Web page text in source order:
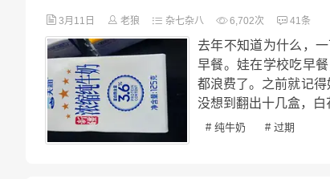
3月11日 老狼 杂七杂八 6,702次 41条
去年不知道为什么，
早餐。娃在学校吃早
都浪费了。之前就记
没想到翻出十几盒，
# 纯牛奶 # 过期